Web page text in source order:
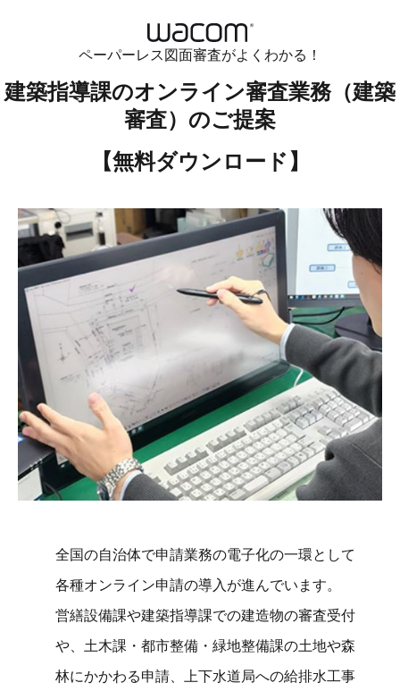
ペーパーレス図面審査がよくわかる！
建築指導課のオンライン審査業務（建築
審査）のご提案
【無料ダウンロード】
全国の自治体で申請業務の電子化の一環として
各種オンライン申請の導入が進んでいます。
営繕設備課や建築指導課での建造物の審査受付
や、土木課・都市整備・緑地整備課の土地や森
林にかかわる申請、上下水道局への給排水工事